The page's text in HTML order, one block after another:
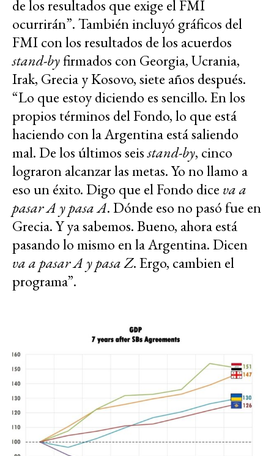
de los resultados que exige el FMI
ocurrirán”. También incluyó gráficos del
FMI con los resultados de los acuerdos
stand-byfirmados con Georgia, Ucrania,
Irak, Grecia y Kosovo, siete años después.
“Lo que estoy diciendo es sencillo. En los
propios términos del Fondo, lo que está
haciendo con la Argentina está saliendo
mal. De los últimos seisstand-by, cinco
lograron alcanzar las metas. Yo no llamo a
eso un éxito. Digo que el Fondo dice va a
pasar A y pasa A. Dónde eso no pasó fue en
Grecia. Y ya sabemos. Bueno, ahora está
pasando lo mismo en la Argentina. Dicen
va a pasar A y pasa Z. Ergo, cambien el
programa”.